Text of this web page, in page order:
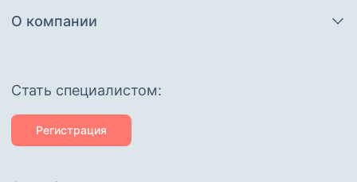
О компании
Cтать специалистом:
Регистрация